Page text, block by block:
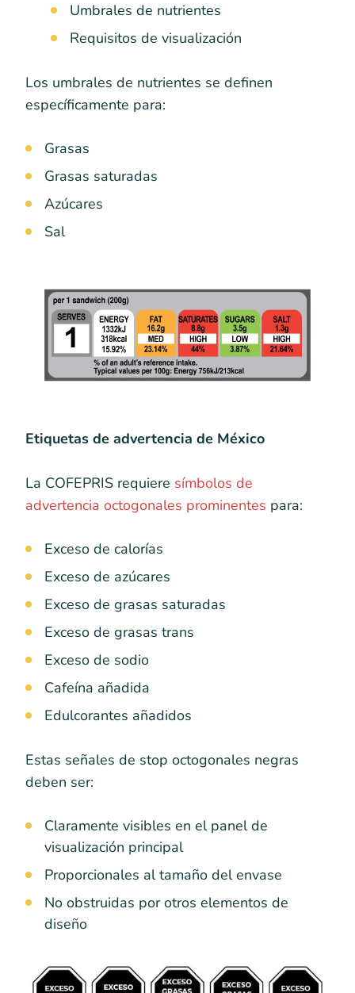
Umbrales de nutrientes
Requisitos de visualización
Los umbrales de nutrientes se definen
específicamente para:
Grasas
Grasas saturadas
Azúcares
Sal
Etiquetas de advertencia de México
La COFEPRIS requiere símbolos de
advertencia octogonales prominentes para:
Exceso de calorías
Exceso de azúcares
Exceso de grasas saturadas
Exceso de grasas trans
Exceso de sodio
Cafeína añadida
Edulcorantes añadidos
Estas señales de stop octogonales negras
deben ser:
Claramente visibles en el panel de
visualización principal
Proporcionales al tamaño del envase
No obstruidas por otros elementos de
diseño